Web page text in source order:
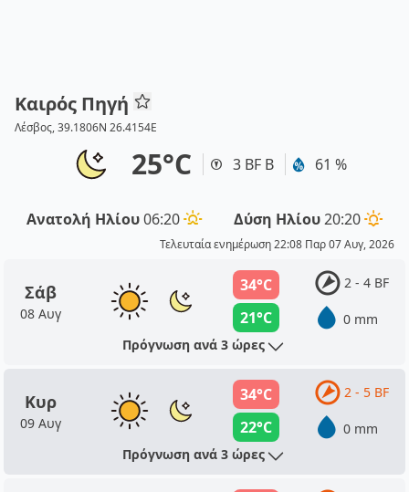
Καιρός Πηγή
Λέσβος, 39.1806N 26.4154E
25°C 3 BF Β 61 %
Ανατολή Ηλίου06:20 Δύση Ηλίου20:20
Τελευταία ενημέρωση 22:08 Παρ 07 Αυγ, 2026
Σάβ
08 Αυγ
34°C
21°C
2 - 4 BF
0 mm
Πρόγνωση ανά 3 ώρες
Κυρ
09 Αυγ
34°C
22°C
2 - 5 BF
0 mm
Πρόγνωση ανά 3 ώρες